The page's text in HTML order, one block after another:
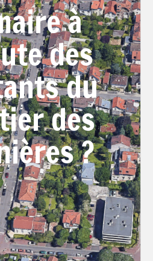
à
des
du
des
?